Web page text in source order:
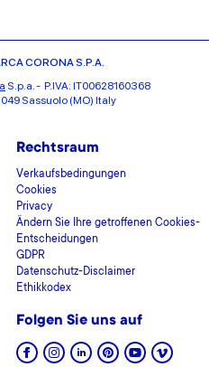
CORONA S.P.A.
S.p.a. - P.IVA: IT00628160368
Sassuolo (MO) Italy
Rechtsraum
Verkaufsbedingungen
Cookies
Privacy
Ändern Sie Ihre getroffenen Cookies-
Entscheidungen
GDPR
Datenschutz-Disclaimer
Ethikkodex
Folgen Sie uns auf